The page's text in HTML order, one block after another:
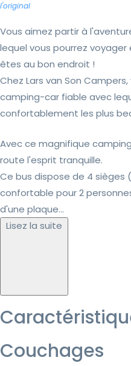
l'original
Vous aimez partir à
lequel vous pourrez
êtes au bon endroit !
Chez Lars van Son
camping-car fiable avec
confortablement les plus
Avec ce magnifique
route l'esprit tranquille.
Ce bus dispose de 4
confortable pour 2
d'une plaque...
Lisez la suite
Couchages